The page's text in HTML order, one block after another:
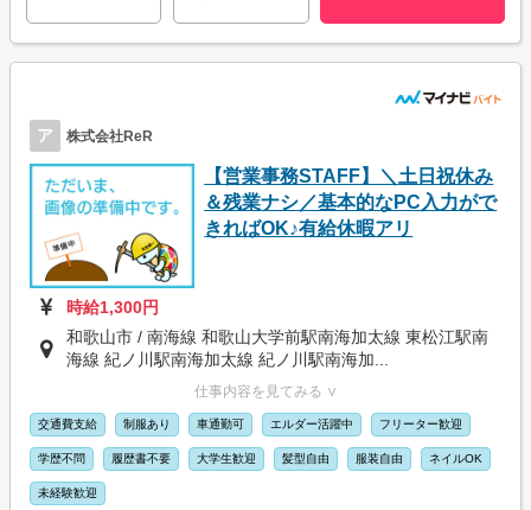
ア 株式会社ReR
【営業事務STAFF】＼土日祝休み
＆残業ナシ／基本的なPC入力がで
きればOK♪有給休暇アリ
時給1,300円
和歌山市 / 南海線 和歌山大学前駅南海加太線 東松江駅南
海線 紀ノ川駅南海加太線 紀ノ川駅南海加...
仕事内容を見てみる ∨
交通費支給 制服あり 車通勤可 エルダー活躍中 フリーター歓迎
学歴不問 履歴書不要 大学生歓迎 髪型自由 服装自由 ネイルOK
未経験歓迎